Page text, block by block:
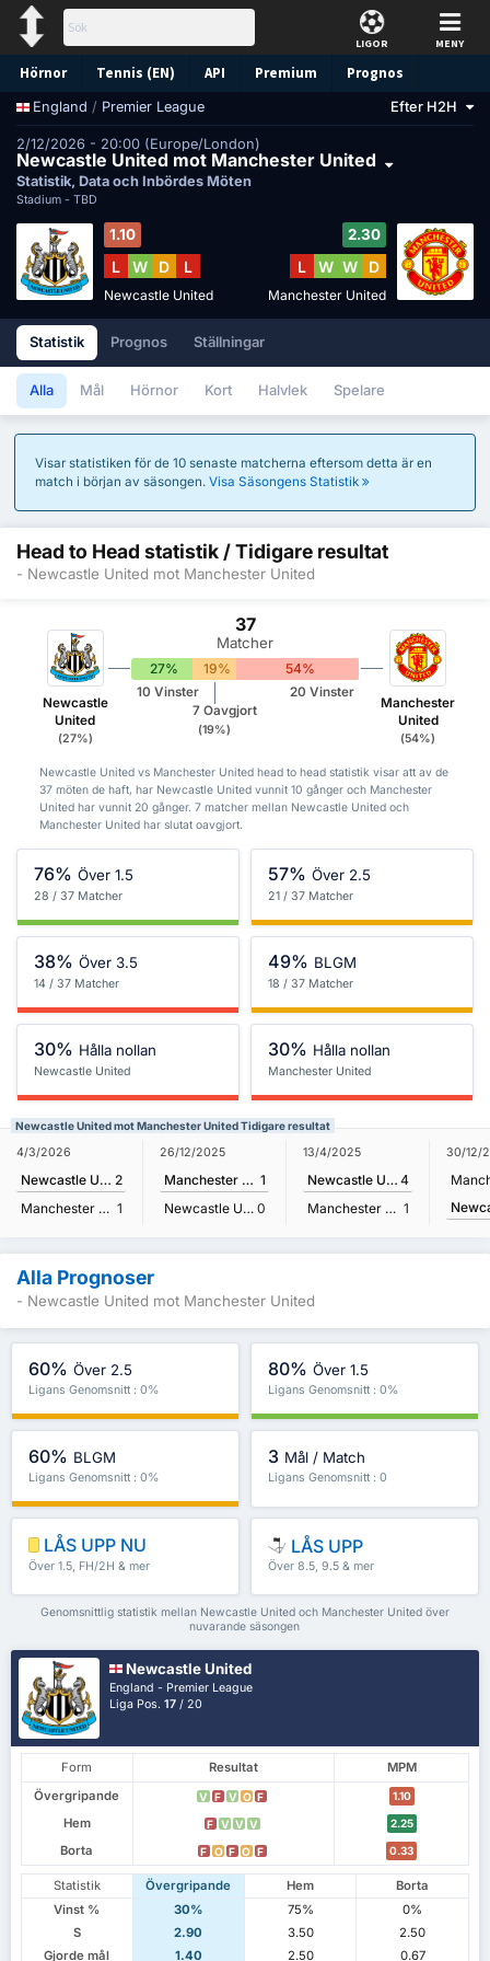
LIGOR MENY
Hörnor Tennis (EN) API Premium Prognos
England / Premier League Efter H2H
2/12/2026 - 20:00 (Europe/London)
Newcastle United mot Manchester United
Statistik, Data och Inbördes Möten
Stadium - TBD
1.10
L W D L
Newcastle United
2.30
L W W D
Manchester United
Statistik Prognos Ställningar
Alla Mål Hörnor Kort Halvlek Spelare
Visar statistiken för de 10 senaste matcherna eftersom detta är en
match i början av säsongen. Visa Säsongens Statistik
Head to Head statistik / Tidigare resultat
- Newcastle United mot Manchester United
Newcastle
United
(27%)
37
Matcher
27% 19% 54%
10 Vinster
7 Oavgjort
(19%)
20 Vinster
Manchester
United
(54%)
Newcastle United vs Manchester United head to head statistik visar att av de
37 möten de haft, har Newcastle United vunnit 10 gånger och Manchester
United har vunnit 20 gånger. 7 matcher mellan Newcastle United och
Manchester United har slutat oavgjort.
76% Över 1.5
28 / 37 Matcher
57% Över 2.5
21 / 37 Matcher
38% Över 3.5
14 / 37 Matcher
49% BLGM
18 / 37 Matcher
30% Hålla nollan
Newcastle United
30% Hålla nollan
Manchester United
Newcastle United mot Manchester United Tidigare resultat
4/3/2026
Newcastle United 2
Manchester United 1
26/12/2025
Manchester United 1
Newcastle United 0
13/4/2025
Newcastle United 4
Manchester United 1
30/12/
Alla Prognoser
- Newcastle United mot Manchester United
60% Över 2.5
Ligans Genomsnitt : 0%
80% Över 1.5
Ligans Genomsnitt : 0%
60% BLGM
Ligans Genomsnitt : 0%
3 Mål / Match
Ligans Genomsnitt : 0
LÅS UPP NU
Över 1.5, FH/2H & mer
LÅS UPP
Över 8.5, 9.5 & mer
Genomsnittlig statistik mellan Newcastle United och Manchester United över
nuvarande säsongen
Newcastle United
England - Premier League
Liga Pos.17 / 20
Form Resultat
MPM
Övergripande
V F V O F 1.10
Hem F V V V 2.25
Borta F O F O F 0.33
Statistik Övergripande Hem
Borta
Vinst %
30% 75%
0%
S
2.90 3.50
2.50
Gjorde mål
1.40 2.50
0.67